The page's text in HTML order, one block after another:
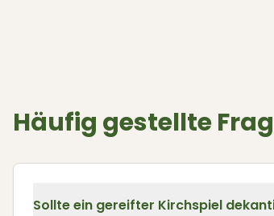
Häufig gestellte
Sollte ein gereifter Kirchspiel